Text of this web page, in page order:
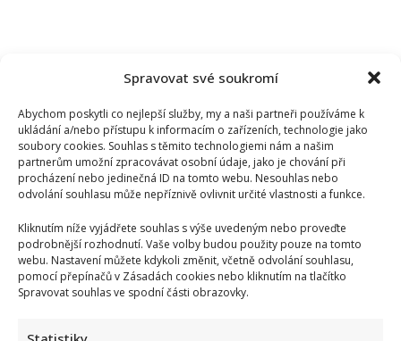
Spravovat své soukromí
Abychom poskytli co nejlepší služby, my a naši partneři používáme k
ukládání a/nebo přístupu k informacím o zařízeních, technologie jako
soubory cookies. Souhlas s těmito technologiemi nám a našim
partnerům umožní zpracovávat osobní údaje, jako je chování při
procházení nebo jedinečná ID na tomto webu. Nesouhlas nebo
odvolání souhlasu může nepříznivě ovlivnit určité vlastnosti a funkce.
Kliknutím níže vyjádřete souhlas s výše uvedeným nebo proveďte
podrobnější rozhodnutí. Vaše volby budou použity pouze na tomto
webu. Nastavení můžete kdykoli změnit, včetně odvolání souhlasu,
pomocí přepínačů v Zásadách cookies nebo kliknutím na tlačítko
Spravovat souhlas ve spodní části obrazovky.
Kristýna Leichtová se zastala kojení na veřejnosti pomocí
kontroverzní fotky: Bude prý bojovat celý týden